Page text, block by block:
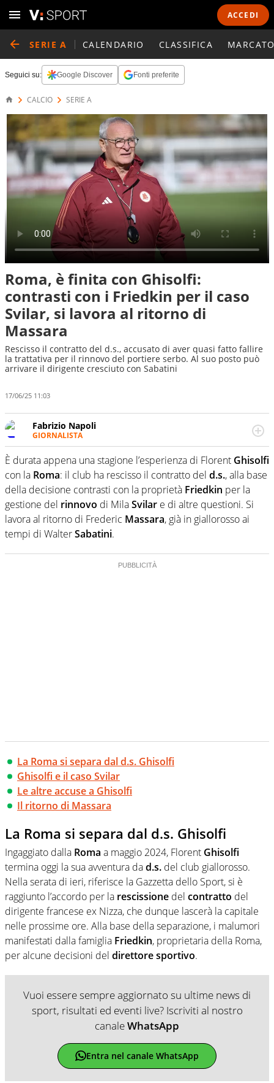
ACCEDI
SERIE A CALENDARIO CLASSIFICA
Seguici su: Google Discover Fonti preferite
CALCIO SERIE A
Roma, è finita con Ghisolfi:
contrasti con i Friedkin per il caso
Svilar, si lavora al ritorno di
Massara
Rescisso il contratto del d.s., accusato di aver quasi fatto fallire
la trattativa per il rinnovo del portiere serbo. Al suo posto può
arrivare il dirigente cresciuto con Sabatini
17/06/25 11:03
Fabrizio Napoli
GIORNALISTA
Giornalista professionista, per Virgilio Sport segue anche
il calcio ma è con la pallanuoto che esalta competenze e
passioni. Cura la comunicazione di HaBaWaBa, il più
grande festival di waterpolo per bambini al mondo
È durata appena una stagione l’esperienza di Florent Ghisolfi
con la Roma: il club ha rescisso il contratto del d.s., alla base
della decisione contrasti con la proprietà Friedkin per la
gestione del rinnovo di MilaSvilar e di altre questioni. Si
lavora al ritorno di Frederic Massara, già in giallorosso ai
tempi di WalterSabatini.
La Roma si separa dal d.s. Ghisolfi
Ghisolfi e il caso Svilar
Le altre accuse a Ghisolfi
Il ritorno di Massara
La Roma si separa dal d.s. Ghisolfi
Ingaggiato dalla Roma a maggio 2024, Florent Ghisolfi
termina oggi la sua avventura dad.s. del club giallorosso.
Nella serata di ieri, riferisce la Gazzetta dello Sport, si è
raggiunto l’accordo per la rescissione del contratto del
dirigente francese ex Nizza, che dunque lascerà la capitale
nelle prossime ore. Alla base della separazione, i malumori
manifestati dalla famiglia Friedkin, proprietaria della Roma,
per alcune decisioni del direttoresportivo.
Vuoi essere sempre aggiornato su ultime news di
sport, risultati ed eventi live? Iscriviti al nostro
canaleWhatsApp
Entra nel canale WhatsApp